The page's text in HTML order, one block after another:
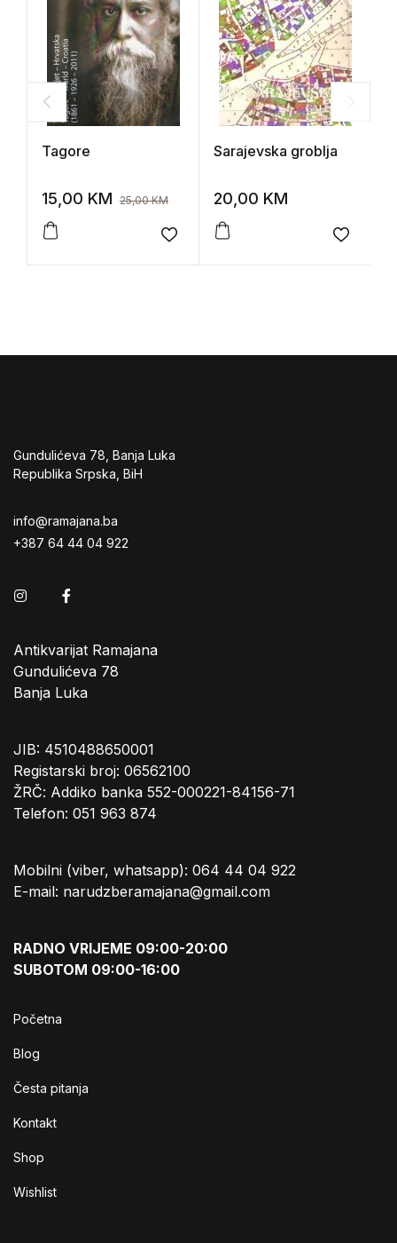
Tagore
15,00 KM 25,00KM
Add to wishlist
Sarajevska groblja
20,00 KM
Add to
Gundulićeva 78, Banja Luka
Republika Srpska, BiH
info@ramajana.ba
+387 64 44 04 922
Instagram
Antikvarijat Ramajana
Gundulićeva 78
Banja Luka
JIB: 4510488650001
Registarski broj: 06562100
ŽRČ: Addiko banka 552-000221-84156-71
Telefon: 051 963 874
Mobilni (viber, whatsapp): 064 44 04 922
E-mail: narudzberamajana@gmail.com
RADNO VRIJEME 09:00-20:00
SUBOTOM 09:00-16:00
Početna
Blog
Česta pitanja
Kontakt
Shop
Wishlist